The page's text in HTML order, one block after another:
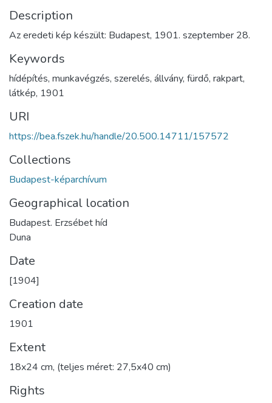
Description
Az eredeti kép készült: Budapest, 1901. szeptember 28.
Keywords
hídépítés, munkavégzés, szerelés, állvány, fürdő, rakpart,
látkép, 1901
URI
https://bea.fszek.hu/handle/20.500.14711/157572
Collections
Budapest-képarchívum
Geographical location
Budapest. Erzsébet híd
Duna
Date
[1904]
Creation date
1901
Extent
18x24 cm, (teljes méret: 27,5x40 cm)
Rights